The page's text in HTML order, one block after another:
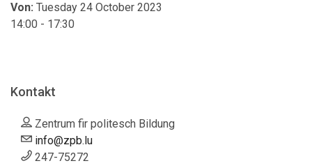
Von: Tuesday 24 October 2023
14:00 - 17:30
Kontakt
Zentrum fir politesch Bildung
info@zpb.lu
247-75272